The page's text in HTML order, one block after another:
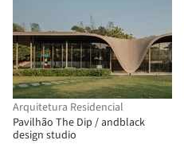
Arquitetura Residencial
Pavilhão The Dip / andblack
design studio